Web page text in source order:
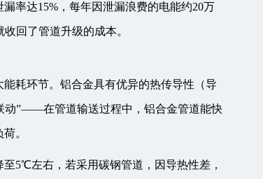
率达15%，每年因泄漏浪费的电能约20万
回了管道升级的成本。
耗环节。铝合金具有优异的热传导性（导
动”——在管道输送过程中，铝合金管道能快
。
5℃左右，若采用碳钢管道，因导热性差，